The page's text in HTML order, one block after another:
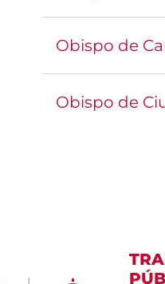
Obispo de
Obispo de